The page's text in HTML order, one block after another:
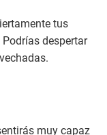
tus
despertar
muy capaz